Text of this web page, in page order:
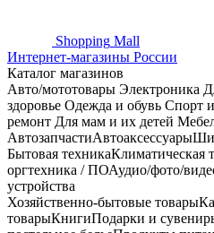
Shopping Mall
Интернет-магазины России
Каталог магазинов
Авто/мототовары Электроника
здоровье Одежда и обувь Спорт
ремонт Для мам и их детей
АвтозапчастиАвтоаксессуары
Бытовая техникаКлиматическая
оргтехника / ПОАудио/фото/
устройства
Хозяйственно-бытовые товары
товарыКнигиПодарки и